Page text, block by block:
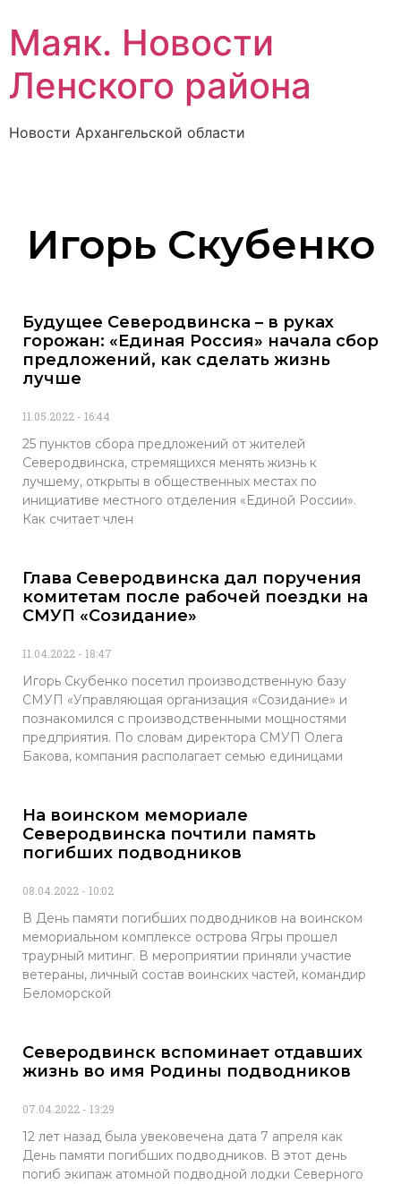
Маяк. Новости
Ленского района
Новости Архангельской области
Игорь Скубенко
Будущее Северодвинска – в руках
горожан: «Единая Россия» начала сбор
предложений, как сделать жизнь
лучше
11.05.2022 16:44
25 пунктов сбора предложений от жителей
Северодвинска, стремящихся менять жизнь к
лучшему, открыты в общественных местах по
инициативе местного отделения «Единой России».
Как считает член
Глава Северодвинска дал поручения
комитетам после рабочей поездки на
СМУП «Созидание»
11.04.2022 18:47
Игорь Скубенко посетил производственную базу
СМУП «Управляющая организация «Созидание» и
познакомился с производственными мощностями
предприятия. По словам директора СМУП Олега
Бакова, компания располагает семью единицами
На воинском мемориале
Северодвинска почтили память
погибших подводников
08.04.2022 10:02
В День памяти погибших подводников на воинском
мемориальном комплексе острова Ягры прошел
траурный митинг. В мероприятии приняли участие
ветераны, личный состав воинских частей, командир
Беломорской
Северодвинск вспоминает отдавших
жизнь во имя Родины подводников
07.04.2022 13:29
12 лет назад была увековечена дата 7 апреля как
День памяти погибших подводников. В этот день
погиб экипаж атомной подводной лодки Северного